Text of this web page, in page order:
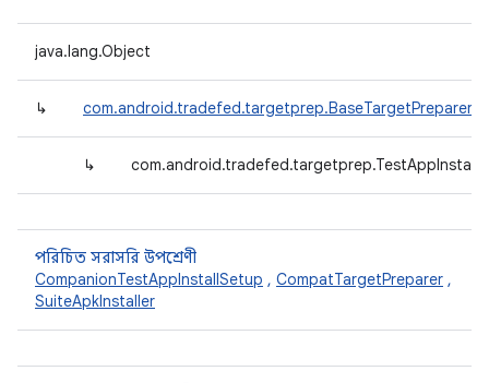
java.lang.Object
↳ com.android.tradefed.targetprep.BaseTargetPreparer
↳
পরিচিত সরাসরি উপশ্রেণী
CompanionTestAppInstallSetup , CompatTargetPreparer ,
SuiteApkInstaller